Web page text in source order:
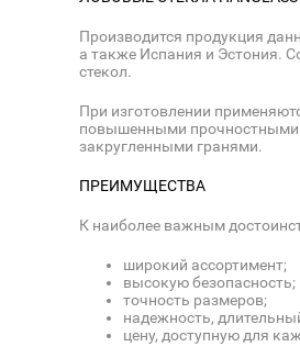
Производится продукция
а также Испания и Эстония.
стекол.
При изготовлении
повышенными прочностными
закругленными гранями.
ПРЕИМУЩЕСТВА
К наиболее важным
широкий ассортимент;
высокую безопасность;
точность размеров;
надежность,
цену, доступную для